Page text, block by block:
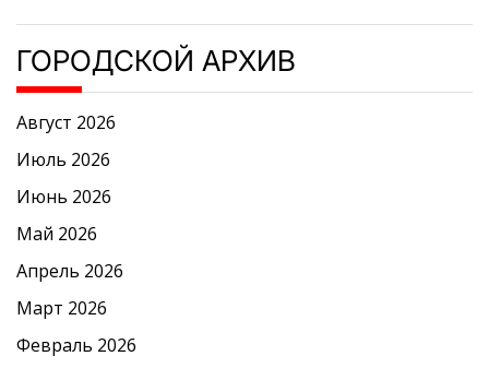
ГОРОДСКОЙ АРХИВ
Август 2026
Июль 2026
Июнь 2026
Май 2026
Апрель 2026
Март 2026
Февраль 2026